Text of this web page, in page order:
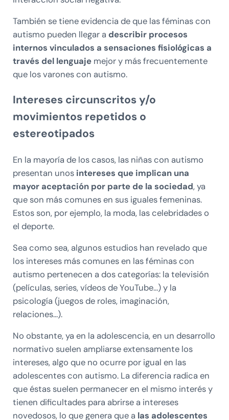
También se tiene evidencia de que las féminas con
autismo pueden llegar a describir procesos
internos vinculados a sensaciones fisiológicas a
través del lenguajemejor y más frecuentemente
que los varones con autismo.
Intereses circunscritos y/o
movimientos repetidos o
estereotipados
En la mayoría de los casos, las niñas con autismo
presentan unos intereses que implican una
mayor aceptación por parte de la sociedad, ya
que son más comunes en sus iguales femeninas.
Estos son, por ejemplo, la moda, las celebridades o
el deporte.
Sea como sea, algunos estudios han revelado que
los intereses más comunes en las féminas con
autismo pertenecen a dos categorías: la televisión
(películas, series, vídeos de YouTube…) y la
psicología (juegos de roles, imaginación,
relaciones…).
No obstante, ya en la adolescencia, en un desarrollo
normativo suelen ampliarse extensamente los
intereses, algo que no ocurre por igual en las
adolescentes con autismo. La diferencia radica en
que éstas suelen permanecer en el mismo interés y
tienen dificultades para abrirse a intereses
novedosos, lo que genera que a las adolescentes